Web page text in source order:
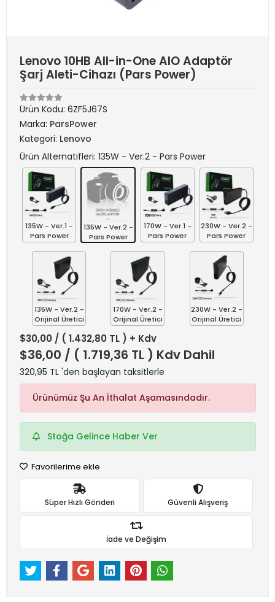
Lenovo 10HB All-in-One AIO Adaptör
Şarj Aleti-Cihazı (Pars Power)
Ürün Kodu: 6ZF5J67S
Marka: ParsPower
Kategori: Lenovo
Ürün Alternatifleri: 135W - Ver.2 - Pars Power
135W - Ver.1 -
Pars Power
135W - Ver.2 -
Pars Power
170W - Ver.1 -
Pars Power
230W - Ver.2 -
Pars Power
135W - Ver.2 -
Orijinal Üretici
170W - Ver.2 -
Orijinal Üretici
230W - Ver.2 -
Orijinal Üretici
$30,00 / ( 1.432,80 TL ) + Kdv
$36,00 / ( 1.719,36 TL ) Kdv Dahil
320,95 TL 'den başlayan taksitlerle
Ürünümüz Şu An İthalat Aşamasındadır.
Stoğa Gelince Haber Ver
Favorilerime ekle
Süper Hızlı Gönderi Güvenli Alışveriş
İade ve Değişim